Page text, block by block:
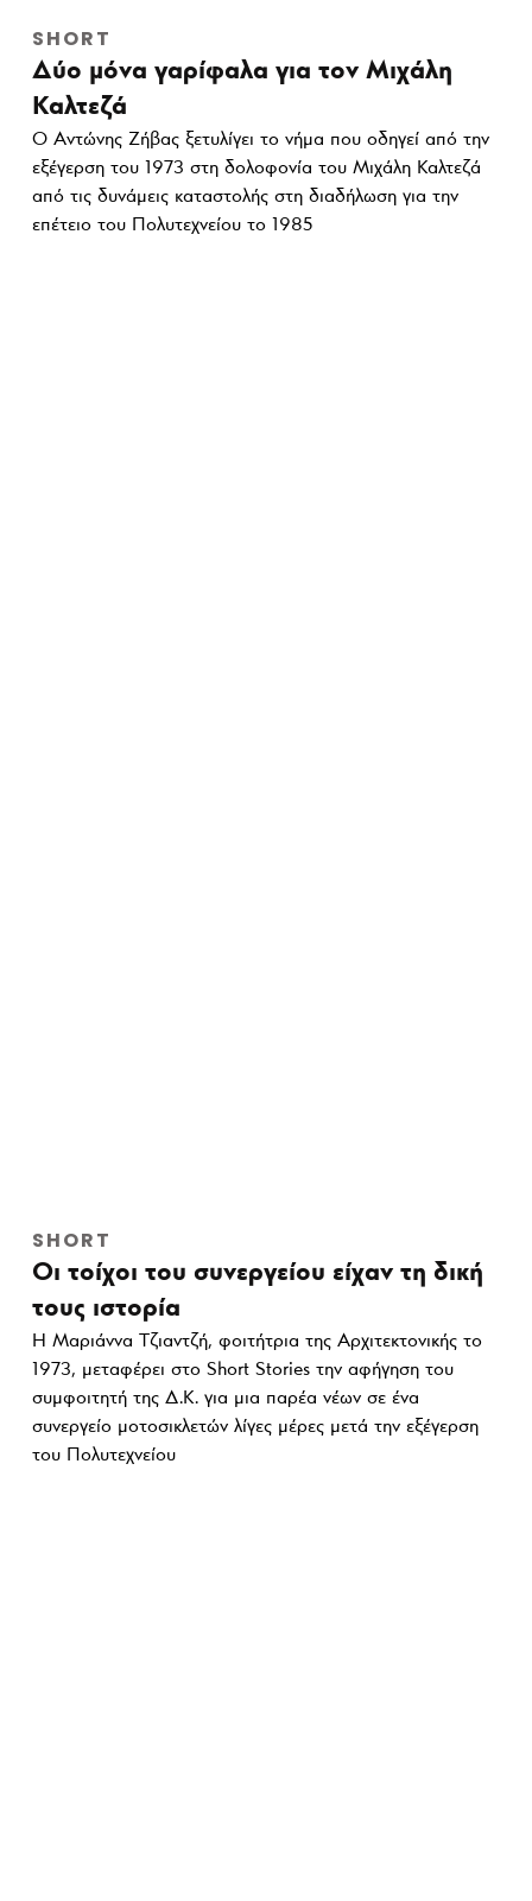
SHORT
Δύο μόνα γαρίφαλα για τον Μιχάλη
Καλτεζά
Ο Αντώνης Ζήβας ξετυλίγει το νήμα που οδηγεί από την
εξέγερση του 1973 στη δολοφονία του Μιχάλη Καλτεζά
από τις δυνάμεις καταστολής στη διαδήλωση για την
επέτειο του Πολυτεχνείου το 1985
SHORT
Οι τοίχοι του συνεργείου είχαν τη δική
τους ιστορία
Η Μαριάννα Τζιαντζή, φοιτήτρια της Αρχιτεκτονικής το
1973, μεταφέρει στο Short Stories την αφήγηση του
συμφοιτητή της Δ.Κ. για μια παρέα νέων σε ένα
συνεργείο μοτοσικλετών λίγες μέρες μετά την εξέγερση
του Πολυτεχνείου